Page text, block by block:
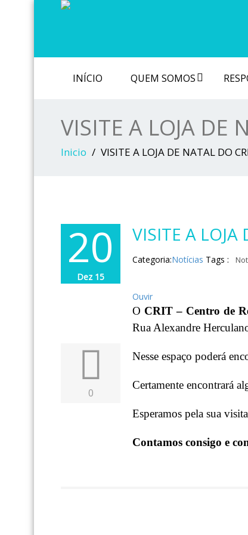
INÍCIO QUEM SOMOS
VISITE A LOJA DE
Inicio VISITE A LOJA DE NATAL DO
20
Dez 15
0
VISITE A LOJA
Categoria:Notícias Tags :
Ouvir
O CRIT – Centro de
Rua Alexandre
Nesse espaço poderá
Certamente encontrará
Esperamos pela sua
Contamos consigo e